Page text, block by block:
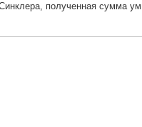
полученная сумма